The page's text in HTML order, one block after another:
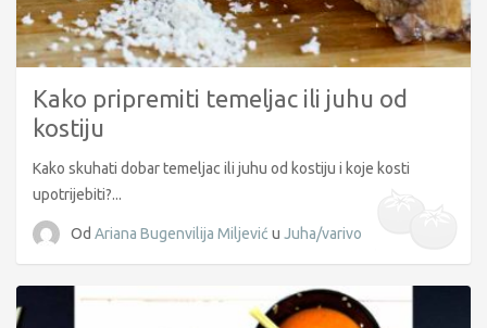
Kako pripremiti temeljac ili juhu od
kostiju
Kako skuhati dobar temeljac ili juhu od kostiju i koje kosti
upotrijebiti?...
Od Ariana Bugenvilija Miljević u Juha/varivo